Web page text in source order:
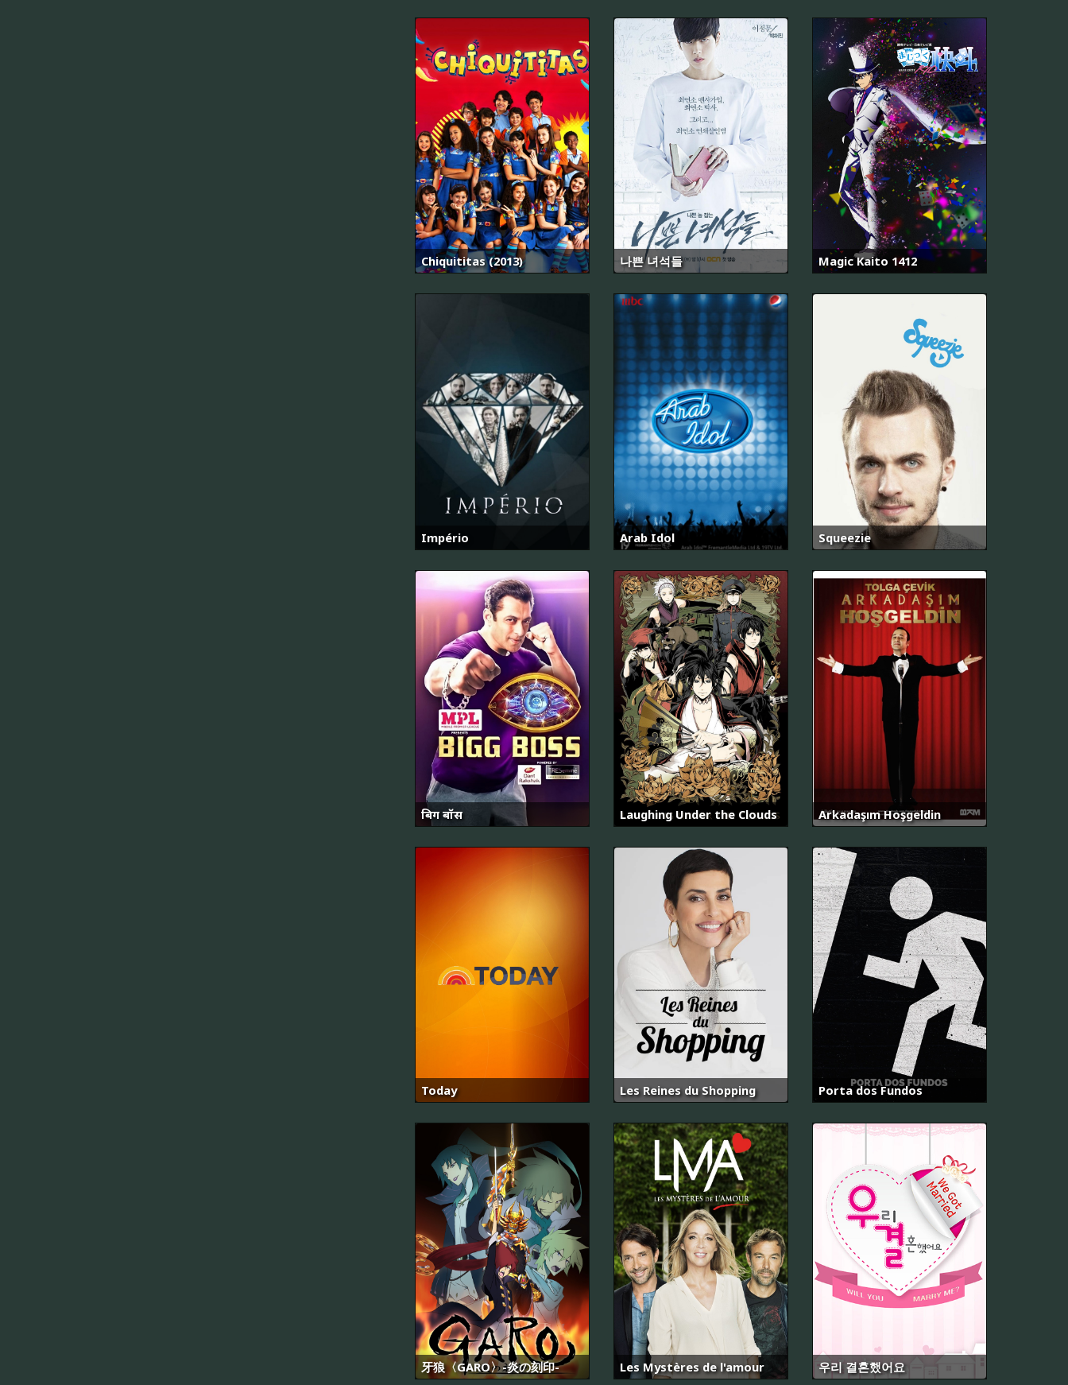
Chiquititas (2013) 나쁜 녀석들 Magic Kaito 1412
Império Arab Idol Squeezie
बिग बॉस Laughing Under the Clouds Arkadaşım Hoşgeldin
Today Les Reines du Shopping Porta dos Fundos
牙狼〈GARO〉-炎の刻印- Les Mystères de l'amour 우리 결혼했어요